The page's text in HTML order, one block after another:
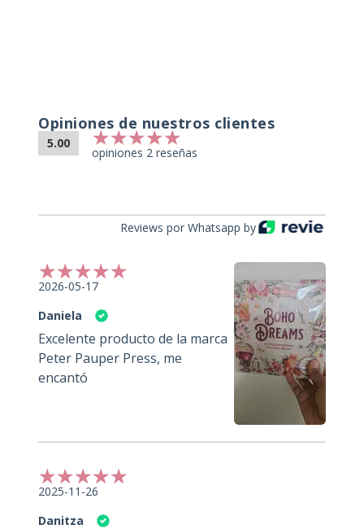
Opiniones de nuestros clientes
5.00
opiniones 2 reseñas
Reviews por Whatsapp by
2026-05-17
Daniela
Excelente producto de la marca
Peter Pauper Press, me
encantó
2025-11-26
Danitza